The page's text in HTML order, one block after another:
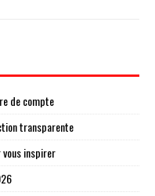
de compte
transparente
inspirer